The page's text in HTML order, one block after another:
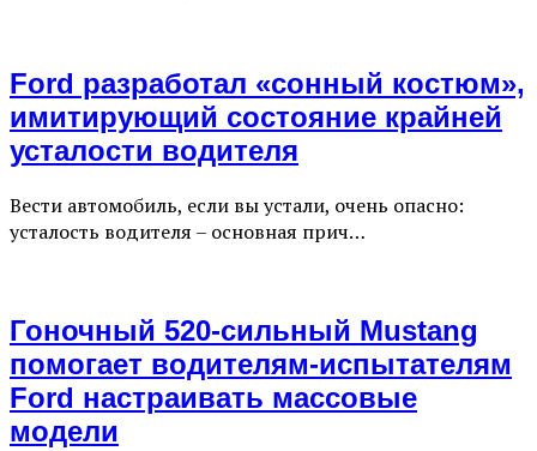
Ford разработал «сонный костюм»,
имитирующий состояние крайней
усталости водителя
Вести автомобиль, если вы устали, очень опасно:
усталость водителя – основная прич…
Гоночный 520-сильный Mustang
помогает водителям-испытателям
Ford настраивать массовые
модели